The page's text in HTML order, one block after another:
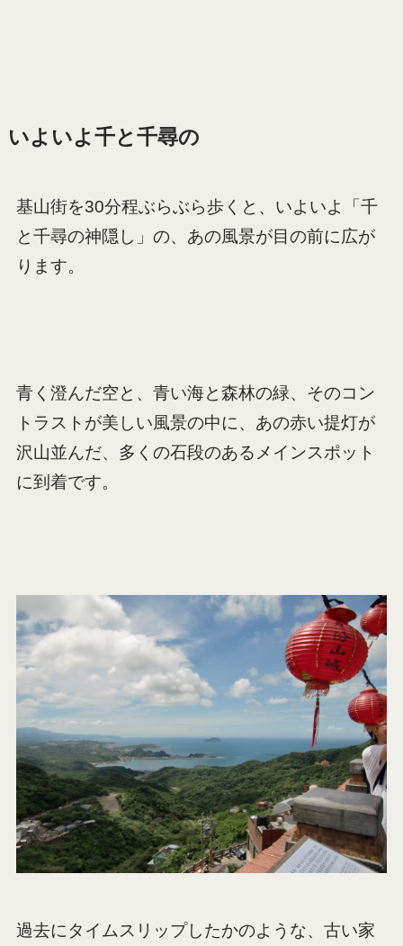
いよいよ千と千尋の
基山街を30分程ぶらぶら歩くと、いよいよ「千
と千尋の神隠し」の、あの風景が目の前に広が
ります。
青く澄んだ空と、青い海と森林の緑、そのコン
トラストが美しい風景の中に、あの赤い提灯が
沢山並んだ、多くの石段のあるメインスポット
に到着です。
過去にタイムスリップしたかのような、古い家